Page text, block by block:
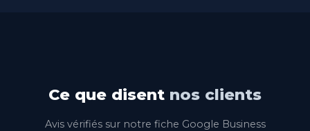
Ce que disent nos clients
Avis vérifiés sur notre fiche Google Business